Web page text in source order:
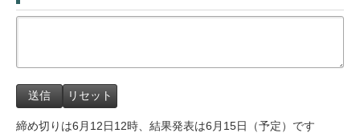
締め切りは6月12日12時、結果発表は6月15日（予定）です